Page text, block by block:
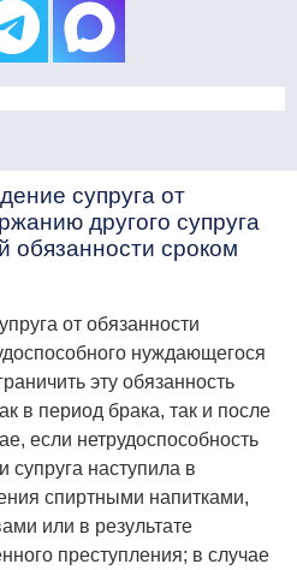
супруга от
другого супруга
обязанности сроком
от обязанности
нуждающегося
эту обязанность
в период брака, так и после
если нетрудоспособность
наступила в
спиртными напитками,
или в результате
преступления; в случае